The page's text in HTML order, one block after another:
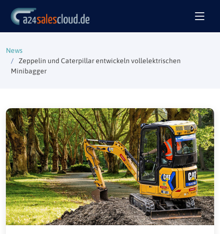
News
Zeppelin und Caterpillar entwickeln vollelektrischen
Minibagger